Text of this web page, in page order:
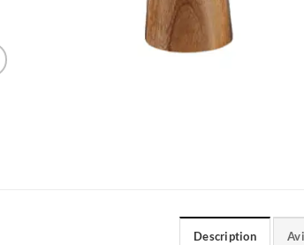
Description